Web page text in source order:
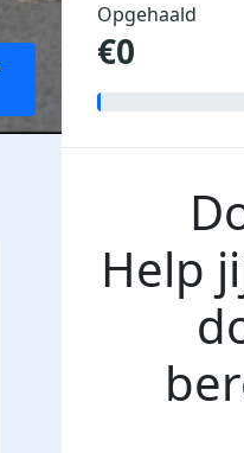
Opgehaald
€0
Help